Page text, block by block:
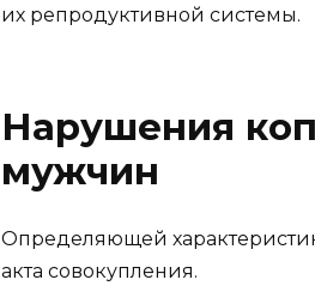
их репродуктивной системы.
Нарушения
мужчин
Определяющей
акта совокупления.